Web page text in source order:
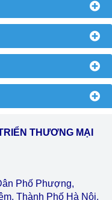
THƯƠNG MẠI
Phố Phượng,
Thành Phố Hà Nội.